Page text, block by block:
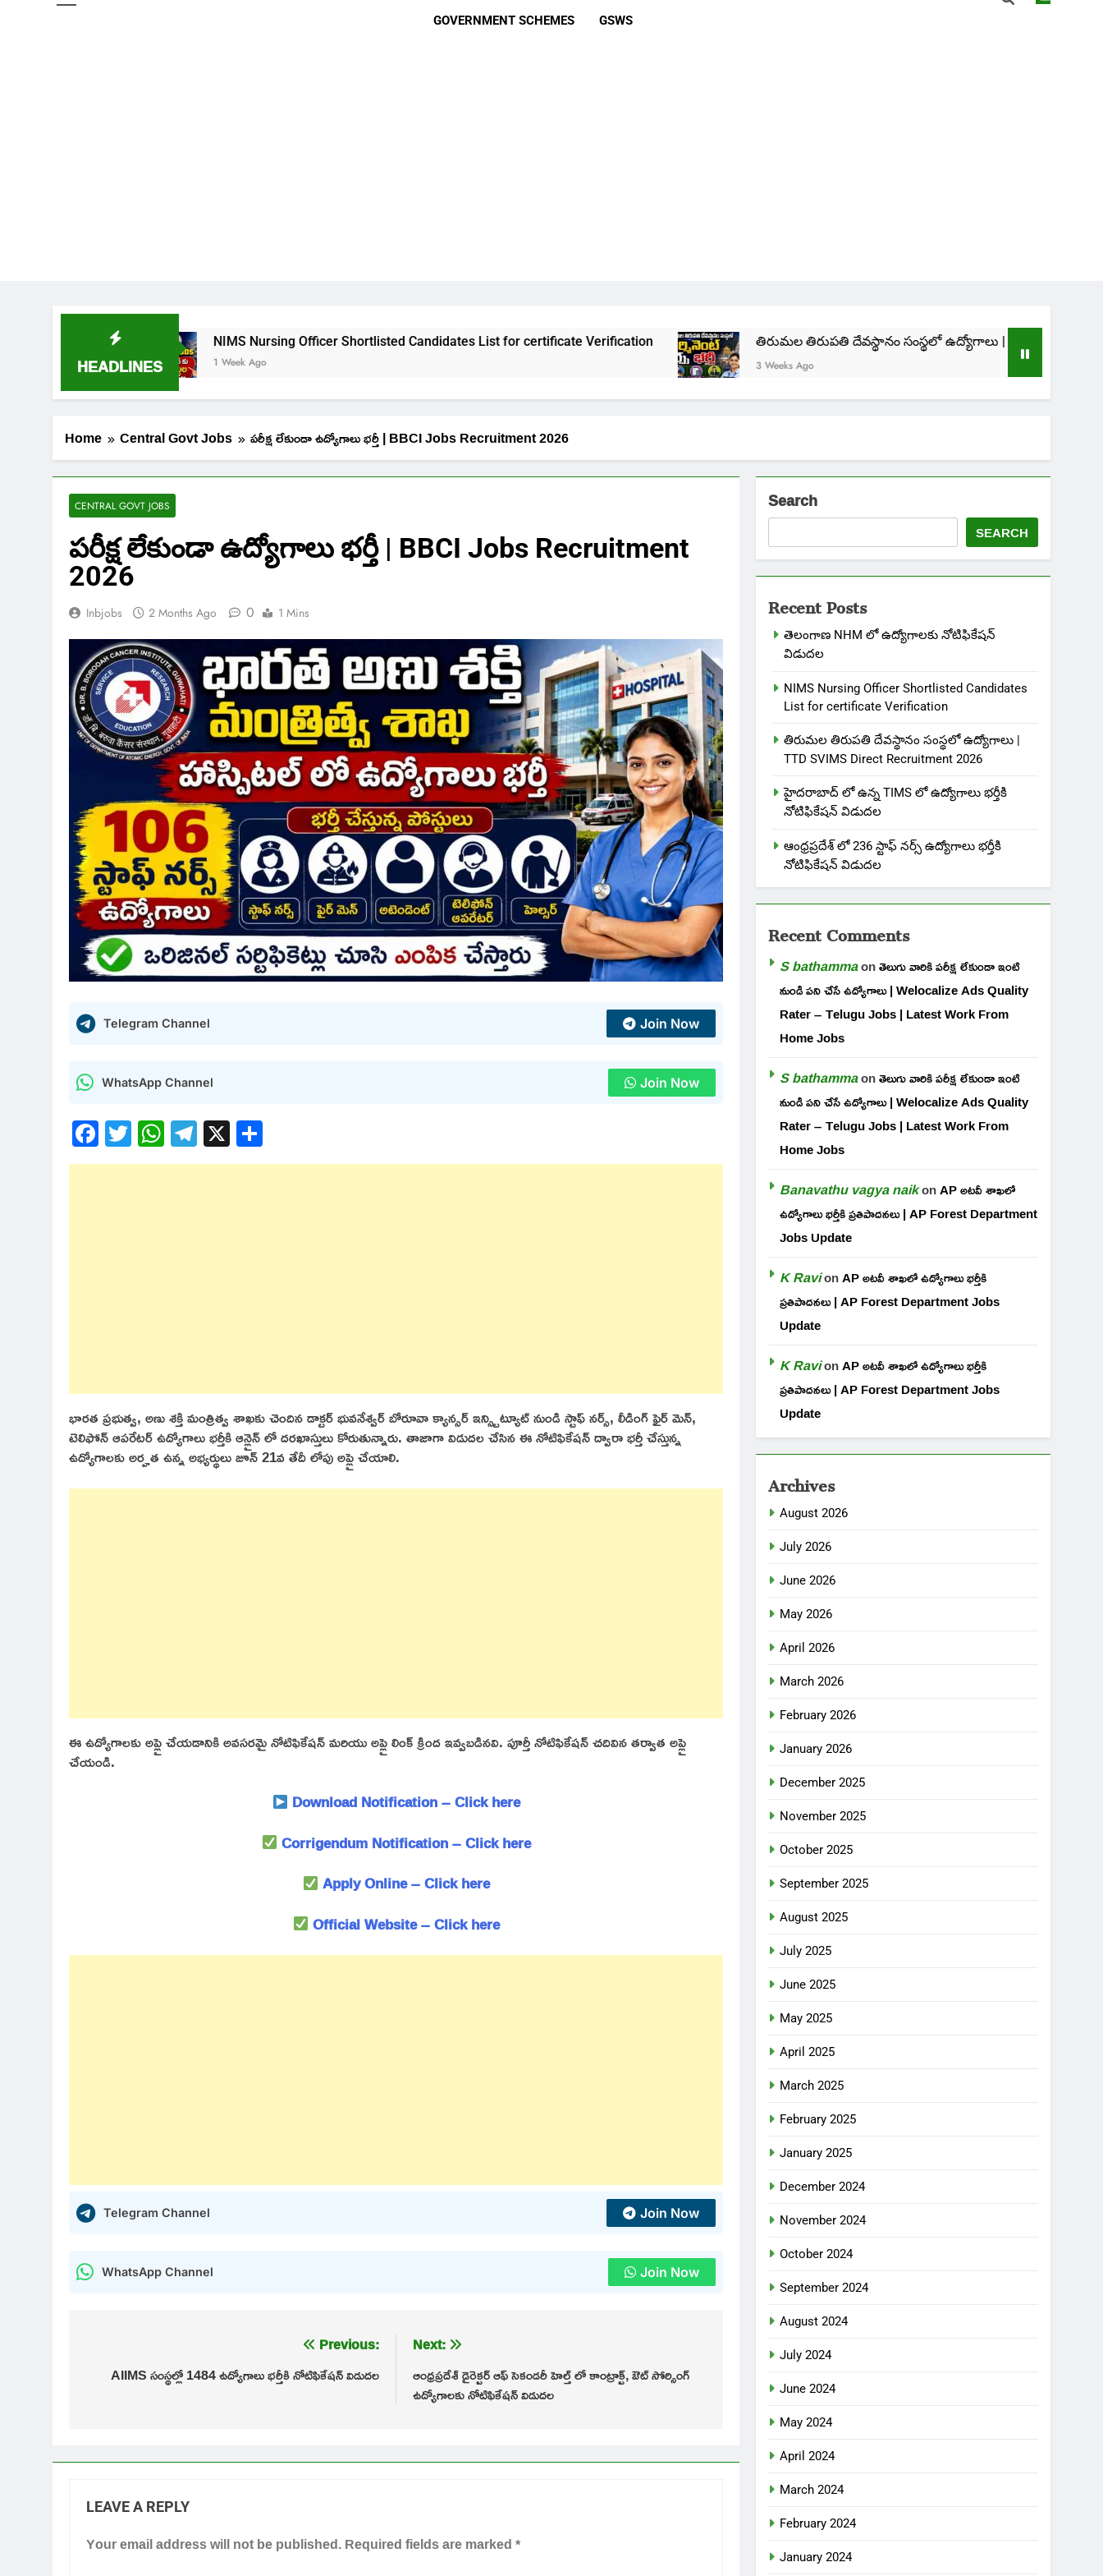
GOVERNMENT SCHEMES GSWS
HEADLINES
NIMS Nursing Officer Shortlisted Candidates List for certificate Verification
1 Week Ago
తిరుమల తిరుపతి దేవస్థానం సంస్థలో ఉద్యోగాలు | TTD SVIMS Direct
3 Weeks Ago
Home Central Govt Jobs పరీక్ష లేకుండా ఉద్యోగాలు భర్తీ | BBCI Jobs Recruitment 2026
CENTRAL GOVT JOBS
పరీక్ష లేకుండా ఉద్యోగాలు భర్తీ | BBCI Jobs Recruitment
2026
Inbjobs 2 Months Ago 0 1 Mins
Telegram Channel Join Now
WhatsApp Channel Join Now
Facebook
Twitter
WhatsApp
Telegram
X
భారత ప్రభుత్వ, అణు శక్తి మంత్రిత్వ శాఖకు చెందిన డాక్టర్ భువనేశ్వర్ బోరూవా క్యాన్సర్ ఇన్స్టిట్యూట్ నుండి స్టాఫ్ నర్స్, లీడింగ్ ఫైర్ మెన్,
టెలిఫోన్ ఆపరేటర్ ఉద్యోగాలు భర్తీకి ఆన్లైన్ లో దరఖాస్తులు కోరుతున్నారు. తాజాగా విడుదల చేసిన ఈ నోటిఫికేషన్ ద్వారా భర్తీ చేస్తున్న
ఉద్యోగాలకు అర్హత ఉన్న అభ్యర్థులు జూన్ 21వ తేదీ లోపు అప్లై చేయాలి.
ఈ ఉద్యోగాలకు అప్లై చేయడానికి అవసరమై నోటిఫికేషన్ మరియు అప్లై లింక్ క్రింద ఇవ్వబడినవి. పూర్తీ నోటిఫికేషన్ చదివిన తర్వాత అప్లై
చేయండి.
Download Notification – Click here
Corrigendum Notification – Click here
Apply Online – Click here
Official Website – Click here
Telegram Channel Join Now
WhatsApp Channel Join Now
navigation
Previous:
AIIMS సంస్థల్లో 1484 ఉద్యోగాలు భర్తీకి నోటిఫికేషన్ విడుదల
Next:
ఆంధ్రప్రదేశ్ డైరెక్టర్ ఆఫ్ సెకండరీ హెల్త్ లో కాంట్రాక్ట్, ఔట్ సోర్సింగ్
ఉద్యోగాలకు నోటిఫికేషన్ విడుదల
LEAVE A REPLY
Your email address will not be published.Required fields are marked*
Search
SEARCH
Recent Posts
తెలంగాణ NHM లో ఉద్యోగాలకు నోటిఫికేషన్
విడుదల
NIMS Nursing Officer Shortlisted Candidates
List for certificate Verification
తిరుమల తిరుపతి దేవస్థానం సంస్థలో ఉద్యోగాలు |
TTD SVIMS Direct Recruitment 2026
హైదరాబాద్ లో ఉన్న TIMS లో ఉద్యోగాలు భర్తీకి
నోటిఫికేషన్ విడుదల
ఆంధ్రప్రదేశ్ లో 236 స్టాఫ్ నర్స్ ఉద్యోగాలు భర్తీకి
నోటిఫికేషన్ విడుదల
Recent Comments
S bathammaonతెలుగు వారికి పరీక్ష లేకుండా ఇంటి
నుండి పని చేసే ఉద్యోగాలు | Welocalize Ads Quality
Rater – Telugu Jobs | Latest Work From
Home Jobs
S bathammaonతెలుగు వారికి పరీక్ష లేకుండా ఇంటి
నుండి పని చేసే ఉద్యోగాలు | Welocalize Ads Quality
Rater – Telugu Jobs | Latest Work From
Home Jobs
Banavathu vagya naikonAP అటవీ శాఖలో
ఉద్యోగాలు భర్తీకి ప్రతిపాదనలు | AP Forest Department
Jobs Update
K RavionAP అటవీ శాఖలో ఉద్యోగాలు భర్తీకి
ప్రతిపాదనలు | AP Forest Department Jobs
Update
K RavionAP అటవీ శాఖలో ఉద్యోగాలు భర్తీకి
ప్రతిపాదనలు | AP Forest Department Jobs
Update
Archives
August 2026
July 2026
June 2026
May 2026
April 2026
March 2026
February 2026
January 2026
December 2025
November 2025
October 2025
September 2025
August 2025
July 2025
June 2025
May 2025
April 2025
March 2025
February 2025
January 2025
December 2024
November 2024
October 2024
September 2024
August 2024
July 2024
June 2024
May 2024
April 2024
March 2024
February 2024
January 2024